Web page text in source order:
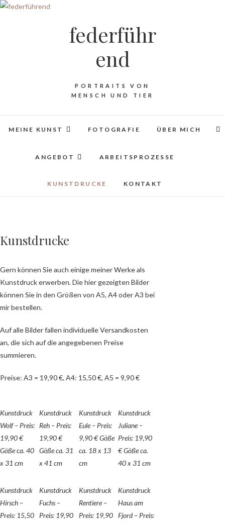
federführ
end
PORTRAITS VON
MENSCH UND TIER
MEINE KUNST FOTOGRAFIE ÜBER MICH
ANGEBOT ARBEITSPROZESSE
KUNSTDRUCKE KONTAKT
Kunstdrucke
Gern können Sie auch einige meiner Werke als
Kunstdruck erwerben. Die hier gezeigten Bilder
können Sie in den Größen von A5, A4 oder A3 bei
mir bestellen.
Auf alle Bilder fallen individuelle Versandkosten
an, die sich auf die angegebenen Preise
summieren.
Preise: A3 = 19,90 €, A4: 15,50 €, A5 = 9,90 €
Kunstdruck
Wolf – Preis:
19,90 €
Göße ca. 40
x 31 cm
Kunstdruck
Reh – Preis:
19,90 €
Göße ca. 31
x 41 cm
Kunstdruck
Eule – Preis:
9,90 € Göße
ca. 18 x 13
cm
Kunstdruck
Juliane –
Preis: 19,90
€ Göße ca.
40 x 31 cm
Kunstdruck
Hirsch –
Preis: 15,50
Kunstdruck
Fuchs –
Preis: 19,90
Kunstdruck
Rentiere –
Preis: 19,90
Kunstdruck
Haus am
Fjord – Preis: